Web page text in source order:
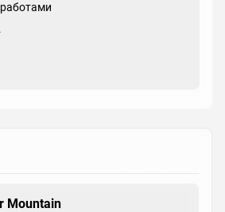
работами
Mountain